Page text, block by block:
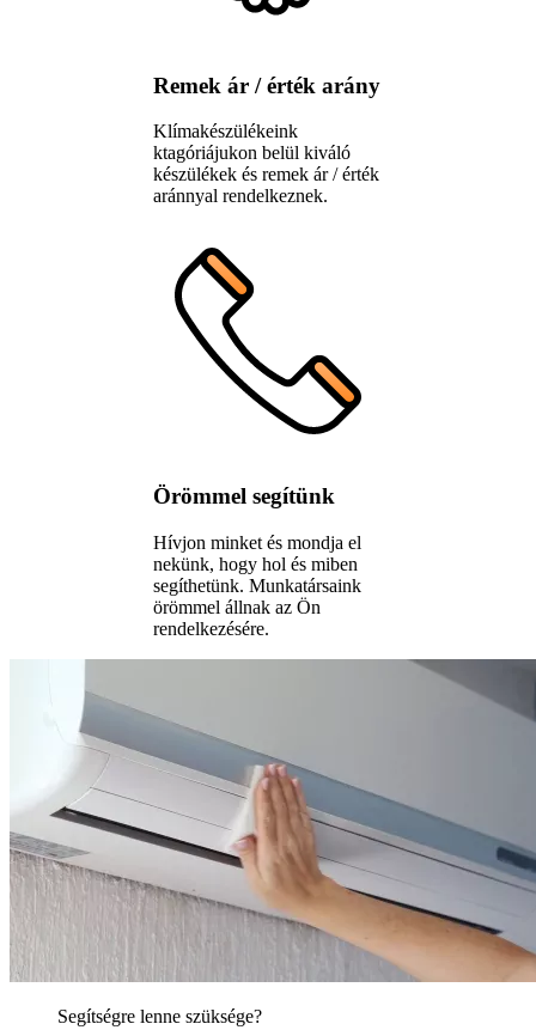
Remek ár / érték arány
Klímakészülékeink
ktagóriájukon belül kiváló
készülékek és remek ár / érték
aránnyal rendelkeznek.
Örömmel segítünk
Hívjon minket és mondja el
nekünk, hogy hol és miben
segíthetünk. Munkatársaink
örömmel állnak az Ön
rendelkezésére.
Segítségre lenne szüksége?